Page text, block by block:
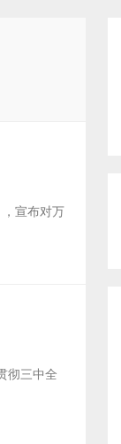
宣布对万
彻三中全